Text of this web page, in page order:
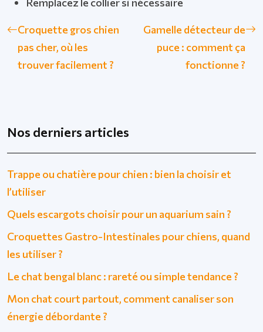
Croquette gros chien
pas cher, où les
trouver facilement ?
Gamelle détecteur de
puce : comment ça
fonctionne ?
Nos derniers articles
Trappe ou chatière pour chien : bien la choisir et
l’utiliser
Quels escargots choisir pour un aquarium sain ?
Croquettes Gastro-Intestinales pour chiens, quand
les utiliser ?
Le chat bengal blanc : rareté ou simple tendance ?
Mon chat court partout, comment canaliser son
énergie débordante ?